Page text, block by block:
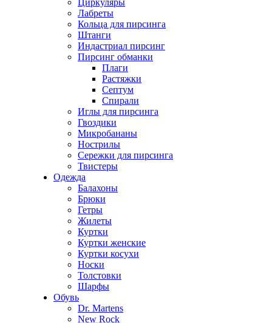
Лабреты
Кольца для пирсинга
Штанги
Индастриал пирсинг
Пирсинг обманки
Плаги
Растяжки
Септум
Спирали
Иглы для пирсинга
Гвоздики
Микробананы
Нострилы
Сережки для пирсинга
Твистеры
Одежда
Балахоны
Брюки
Гетры
Жилеты
Куртки
Куртки женские
Куртки косухи
Носки
Толстовки
Шарфы
Обувь
Dr. Martens
New Rock